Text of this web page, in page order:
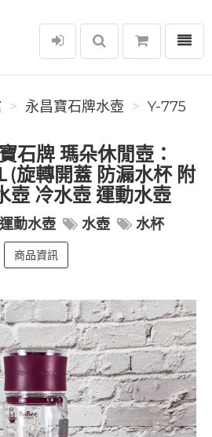
選單
永昌寶石牌水壺 Y-775
石牌 瑪朵休閒壺：
旋轉開蓋 防漏水杯 附
壺 冷水壺 運動水壺
運動水壺 水壺 水杯
商品資訊